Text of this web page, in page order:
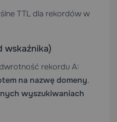
TTL dla rekordów w
wskaźnika)
rekordu A:
na nazwę domeny.
wyszukiwaniach